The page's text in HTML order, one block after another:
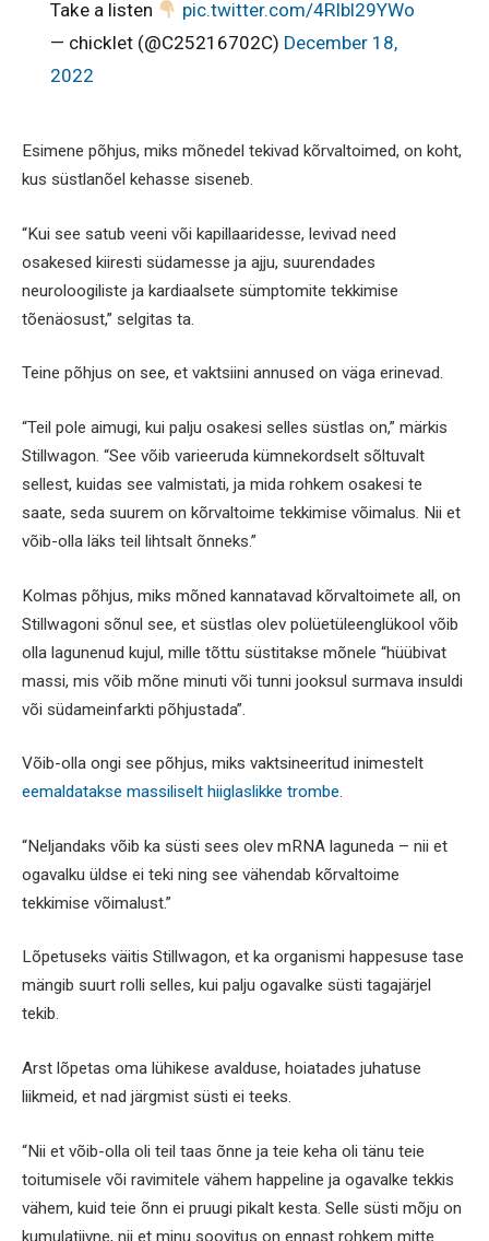
Take a listen
pic.twitter.com/4RIbl29YWo
— chicklet (@C25216702C) December 18,
2022
Esimene põhjus, miks mõnedel tekivad kõrvaltoimed, on koht,
kus süstlanõel kehasse siseneb.
“Kui see satub veeni või kapillaaridesse, levivad need
osakesed kiiresti südamesse ja ajju, suurendades
neuroloogiliste ja kardiaalsete sümptomite tekkimise
tõenäosust,” selgitas ta.
Teine põhjus on see, et vaktsiini annused on väga erinevad.
“Teil pole aimugi, kui palju osakesi selles süstlas on,” märkis
Stillwagon. “See võib varieeruda kümnekordselt sõltuvalt
sellest, kuidas see valmistati, ja mida rohkem osakesi te
saate, seda suurem on kõrvaltoime tekkimise võimalus. Nii et
võib-olla läks teil lihtsalt õnneks.”
Kolmas põhjus, miks mõned kannatavad kõrvaltoimete all, on
Stillwagoni sõnul see, et süstlas olev polüetüleenglükool võib
olla lagunenud kujul, mille tõttu süstitakse mõnele “hüübivat
massi, mis võib mõne minuti või tunni jooksul surmava insuldi
või südameinfarkti põhjustada”.
Võib-olla ongi see põhjus, miks vaktsineeritud inimestelt
eemaldatakse massiliselt hiiglaslikke trombe.
“Neljandaks võib ka süsti sees olev mRNA laguneda – nii et
ogavalku üldse ei teki ning see vähendab kõrvaltoime
tekkimise võimalust.”
Lõpetuseks väitis Stillwagon, et ka organismi happesuse tase
mängib suurt rolli selles, kui palju ogavalke süsti tagajärjel
tekib.
Arst lõpetas oma lühikese avalduse, hoiatades juhatuse
liikmeid, et nad järgmist süsti ei teeks.
“Nii et võib-olla oli teil taas õnne ja teie keha oli tänu teie
toitumisele või ravimitele vähem happeline ja ogavalke tekkis
vähem, kuid teie õnn ei pruugi pikalt kesta. Selle süsti mõju on
kumulatiivne, nii et minu soovitus on ennast rohkem mitte